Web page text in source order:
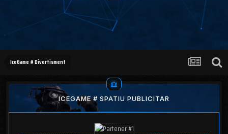
IceGame # Divertisment
ICEGAME # SPATIU PUBLICITAR